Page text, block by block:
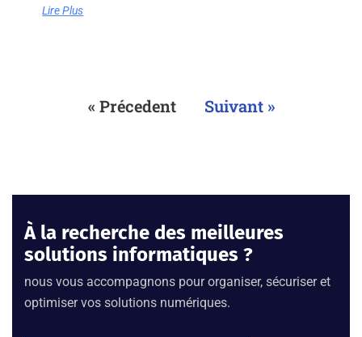
Lire Plus
« Précedent Suivant »
À la recherche des meilleures
solutions informatiques ?
nous vous accompagnons pour organiser, sécuriser et
optimiser vos solutions numériques.